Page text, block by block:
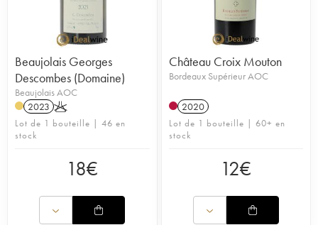
Beaujolais Georges
Descombes (Domaine)
Beaujolais AOC
2023 K
Lot de 1 bouteille | 46 en
stock
18€
Château Croix Mouton
Bordeaux Supérieur AOC
2020
Lot de 1 bouteille | 60+ en
stock
12€